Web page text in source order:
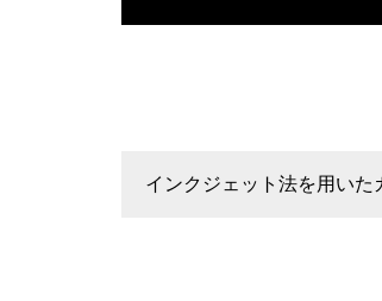
インクジェット法を用い